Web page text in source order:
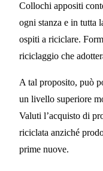
Collochi appositi
ogni stanza e in tutta
ospiti a riciclare.
riciclaggio che
A tal proposito, può
un livello superiore
Valuti l’acquisto di
riciclata anziché
prime nuove.